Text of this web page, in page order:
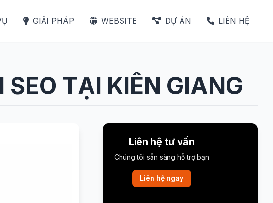
GIẢI PHÁP WEBSITE DỰ ÁN LIÊN HỆ
TẠI KIÊN GIANG
Liên hệ tư vấn
Chúng tôi sẵn sàng hỗ trợ bạn
Liên hệ ngay